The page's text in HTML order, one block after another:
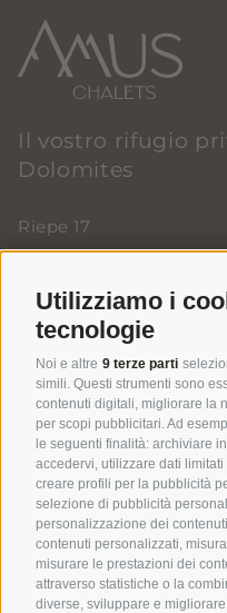
Utilizziamo i
tecnologie
Noi e altre 9 terze parti
simili. Questi strumenti sono
contenuti digitali, migliorare la
per scopi pubblicitari. Ad
le seguenti finalità: archiviare
accedervi, utilizzare dati
creare profili per la pubblicità
selezione di pubblicità
personalizzazione dei
contenuti personalizzati,
misurare le prestazioni dei
attraverso statistiche o la
diverse, sviluppare e
Il vostro rifugio
Dolomites
Riepe 17
I-39030 Rasun
Sempre aggiornati?
ISCRIZIONE ALLA